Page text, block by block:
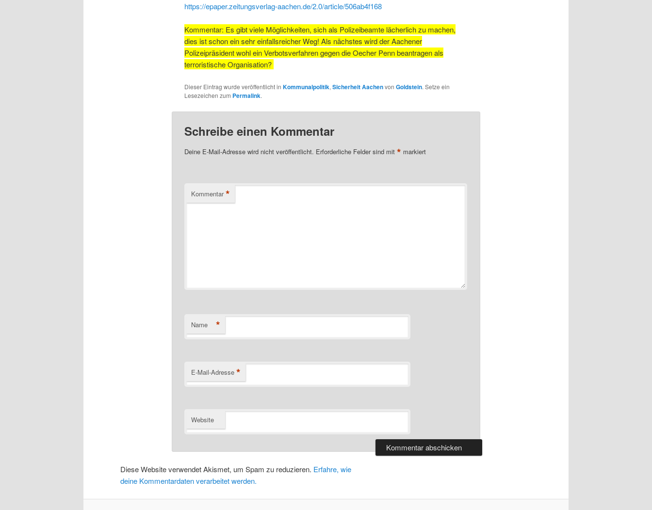
https://epaper.zeitungsverlag-aachen.de/2.0/article/506ab4f168
Kommentar: Es gibt viele Möglichkeiten, sich als Polizeibeamte lächerlich zu machen,
dies ist schon ein sehr einfallsreicher Weg! Als nächstes wird der Aachener
Polizeipräsident wohl ein Verbotsverfahren gegen die Oecher Penn beantragen als
terroristische Organisation?
Dieser Eintrag wurde veröffentlicht in Kommunalpolitik, Sicherheit Aachenvon Goldstein. Setze ein
Lesezeichen zum Permalink.
Schreibe einen Kommentar
Deine E-Mail-Adresse wird nicht veröffentlicht. Erforderliche Felder sind mit * markiert
Kommentar *
Name *
E-Mail-Adresse *
Website
Diese Website verwendet Akismet, um Spam zu reduzieren. Erfahre, wie
deine Kommentardaten verarbeitet werden.